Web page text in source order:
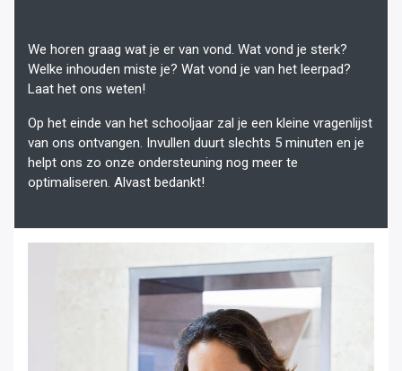
We horen graag wat je er van vond. Wat vond je sterk?
Welke inhouden miste je? Wat vond je van het leerpad?
Laat het ons weten!
Op het einde van het schooljaar zal je een kleine vragenlijst
van ons ontvangen. Invullen duurt slechts 5 minuten en je
helpt ons zo onze ondersteuning nog meer te
optimaliseren. Alvast bedankt!